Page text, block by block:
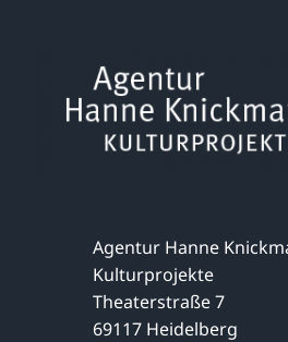
Agentur Hanne
Kulturprojekte
Theaterstraße 7
69117 Heidelberg